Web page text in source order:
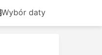
Wybór daty